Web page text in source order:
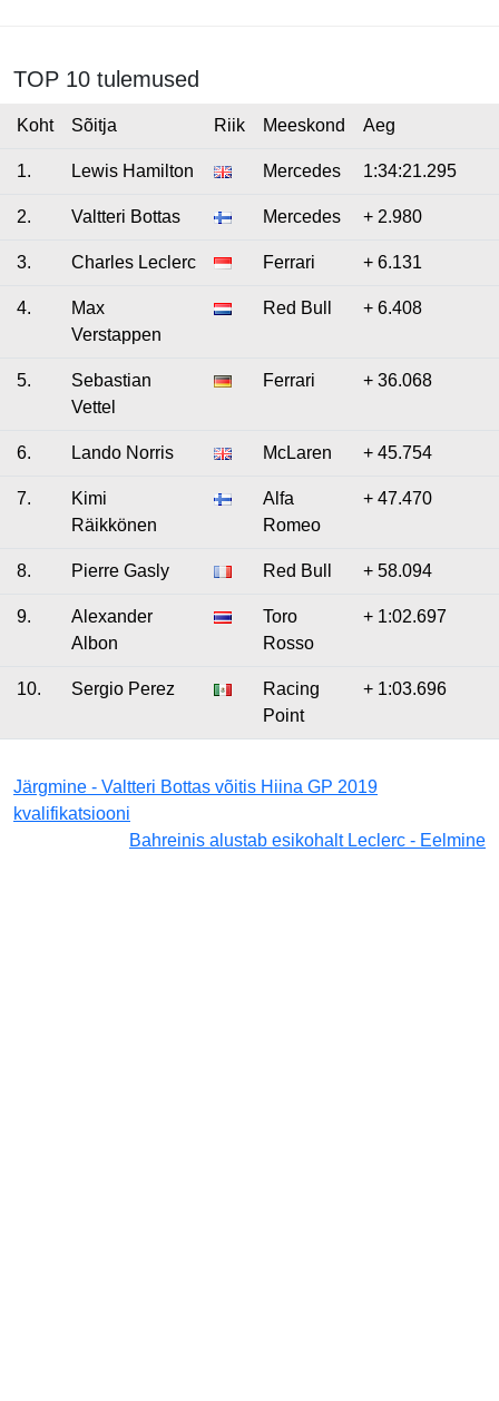
TOP 10 tulemused
Koht Sõitja Riik Meeskond Aeg
1. Lewis Hamilton Mercedes 1:34:21.295
2. Valtteri Bottas Mercedes + 2.980
3. Charles Leclerc Ferrari + 6.131
4.
Max
Verstappen
Red Bull + 6.408
5.
Sebastian
Vettel
Ferrari + 36.068
6. Lando Norris McLaren + 45.754
7.
Kimi
Räikkönen
Alfa
Romeo
+ 47.470
8. Pierre Gasly Red Bull + 58.094
9.
Alexander
Albon
Toro
Rosso
+ 1:02.697
10. Sergio Perez
Racing
Point
+ 1:03.696
Järgmine - Valtteri Bottas võitis Hiina GP 2019
kvalifikatsiooni
Bahreinis alustab esikohalt Leclerc - Eelmine